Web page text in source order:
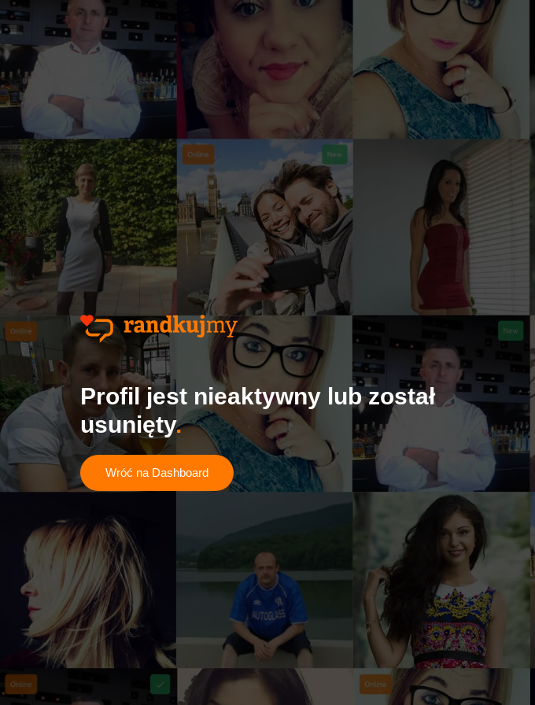
Profil jest nieaktywny lub został
usunięty
Wróć na Dashboard